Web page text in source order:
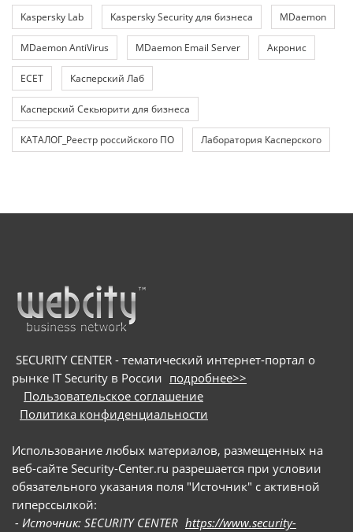
Kaspersky Lab Kaspersky Security для бизнеса MDaemon
MDaemon AntiVirus MDaemon Email Server Акронис
ЕСЕТ Касперский Лаб
Касперский Секьюрити для бизнеса
КАТАЛОГ_Реестр российского ПО Лаборатория Касперского
SECURITY CENTER - тематический интернет-портал о
рынке IT Security в России подробнее>>
Пользовательское соглашение
Политика конфиденциальности
Использование любых материалов, размещенных на
веб-сайте Security-Center.ru разрешается при условии
обязательного указания поля "Источник" с активной
гиперссылкой:
- Источник: SECURITY CENTER https://www.security-